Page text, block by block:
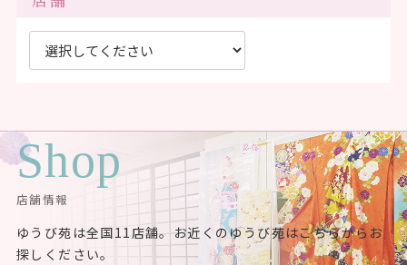
Shop
店舗情報
ゆうび苑は全国11店舗。お近くのゆうび苑はこちらからお
探しください。